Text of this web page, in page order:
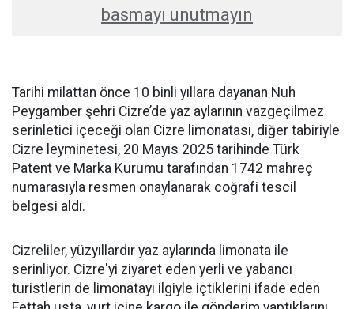
basmayı unutmayın
Tarihi milattan önce 10 binli yıllara dayanan Nuh
Peygamber şehri Cizre’de yaz aylarının vazgeçilmez
serinletici içeceği olan Cizre limonatası, diğer tabiriyle
Cizre leyminetesi, 20 Mayıs 2025 tarihinde Türk
Patent ve Marka Kurumu tarafından 1742 mahreç
numarasıyla resmen onaylanarak coğrafi tescil
belgesi aldı.
Cizreliler, yüzyıllardır yaz aylarında limonata ile
serinliyor. Cizre'yi ziyaret eden yerli ve yabancı
turistlerin de limonatayı ilgiyle içtiklerini ifade eden